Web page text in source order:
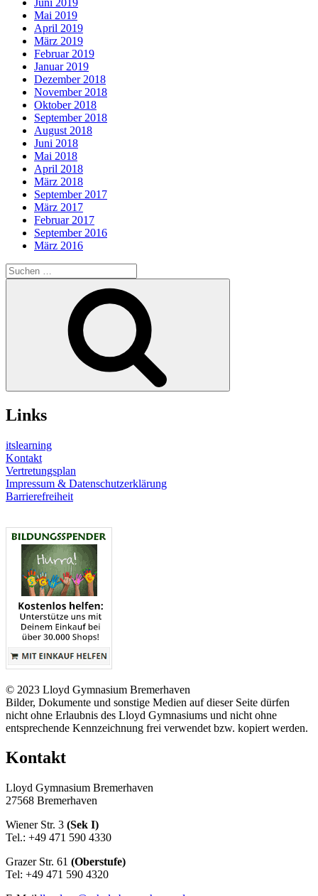
Mai 2019
April 2019
März 2019
Februar 2019
Januar 2019
Dezember 2018
November 2018
Oktober 2018
September 2018
August 2018
Juni 2018
Mai 2018
April 2018
März 2018
September 2017
März 2017
Februar 2017
September 2016
März 2016
Suche
nach:
Links
itslearning
Kontakt
Vertretungsplan
Impressum & Datenschutzerklärung
Barrierefreiheit
© 2023 Lloyd Gymnasium Bremerhaven
Bilder, Dokumente und sonstige Medien auf dieser Seite dürfen
nicht ohne Erlaubnis des Lloyd Gymnasiums und nicht ohne
entsprechende Kennzeichnung frei verwendet bzw. kopiert werden.
Kontakt
Lloyd Gymnasium Bremerhaven
27568 Bremerhaven
Wiener Str. 3 (Sek I)
Tel.: +49 471 590 4330
Grazer Str. 61 (Oberstufe)
Tel: +49 471 590 4320